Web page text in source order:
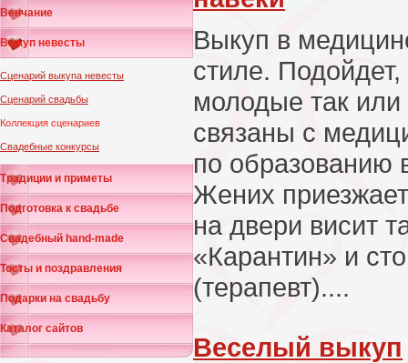
Венчание
Выкуп невесты
Сценарий выкупа невесты
Сценарий свадьбы
Коллекция сценариев
Свадебные конкурсы
Традиции и приметы
Подготовка к свадьбе
Свадебный hand-made
Тосты и поздравления
Подарки на свадьбу
Каталог сайтов
Выкуп в
стиле.
молодые так или
связаны с
по образованию
Жених
на двери висит
«Карантин» и
(терапевт)....
Веселый выкуп